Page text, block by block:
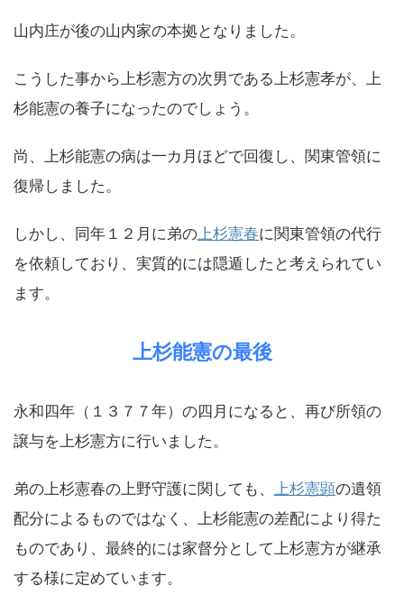
山内庄が後の山内家の本拠となりました。
こうした事から上杉憲方の次男である上杉憲孝が、上
杉能憲の養子になったのでしょう。
尚、上杉能憲の病は一カ月ほどで回復し、関東管領に
復帰しました。
しかし、同年１２月に弟の上杉憲春に関東管領の代行
を依頼しており、実質的には隠遁したと考えられてい
ます。
上杉能憲の最後
永和四年（１３７７年）の四月になると、再び所領の
譲与を上杉憲方に行いました。
弟の上杉憲春の上野守護に関しても、 上杉憲顕の遺領
配分によるものではなく、上杉能憲の差配により得た
ものであり、最終的には家督分として上杉憲方が継承
する様に定めています。